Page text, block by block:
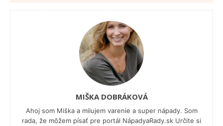
MIŠKA DOBRÁKOVÁ
Ahoj som Miška a milujem varenie a super nápady. Som
rada, že môžem písať pre portál NápadyaRady.sk Určite si